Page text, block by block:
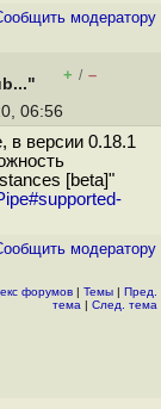
модератору
+ / –
06:56
в версии 0.18.1
[beta]"
модератору
форумов | Темы | Пред.
тема | След. тема